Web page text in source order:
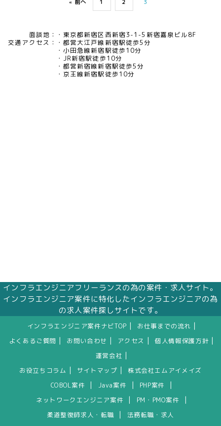
« 前へ 1 2 3
面談地：
東京都新宿区西新宿3-1-5新宿嘉泉ビル8F
交通アクセス：
都営大江戸線新宿駅徒歩5分
小田急線新宿駅徒歩10分
JR新宿駅徒歩10分
都営新宿線新宿駅徒歩5分
京王線新宿駅徒歩10分
インフラエンジニアフリーランスの為の案件・求人サイト。
インフラエンジニア案件に特化したインフラエンジニアの為
の求人案件探しサイトです。
インフラエンジニア案件ナビTOP お仕事までの流れ
よくあるご質問 お問い合わせ アクセス 個人情報保護方針
運営会社
お役立ちコラム サイトマップ
株式会社エムアイメイズ
COBOL案件
Java案件 PHP案件
ネットワークエンジニア案件 PM・PMO案件
柔道整復師求人・転職 法務転職・求人